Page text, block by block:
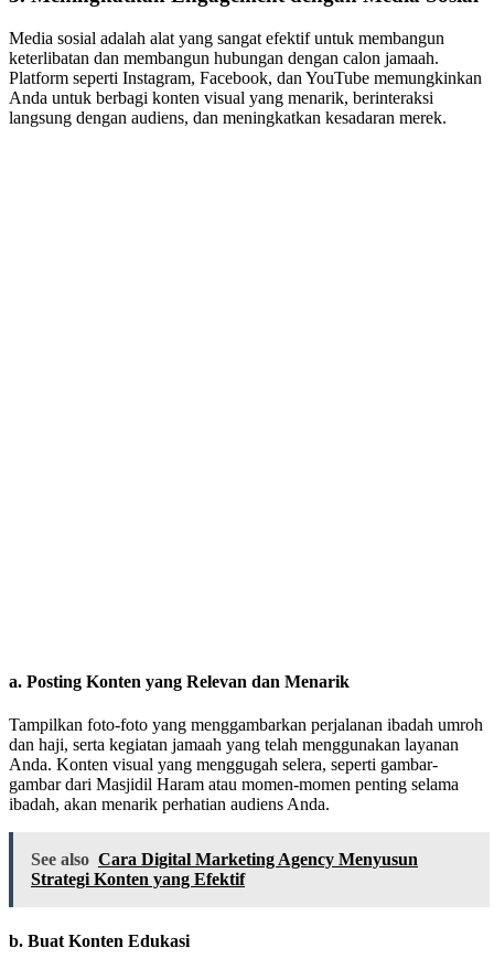
Media sosial adalah alat yang sangat efektif untuk membangun
keterlibatan dan membangun hubungan dengan calon jamaah.
Platform seperti Instagram, Facebook, dan YouTube memungkinkan
Anda untuk berbagi konten visual yang menarik, berinteraksi
langsung dengan audiens, dan meningkatkan kesadaran merek.
a. Posting Konten yang Relevan dan Menarik
Tampilkan foto-foto yang menggambarkan perjalanan ibadah umroh
dan haji, serta kegiatan jamaah yang telah menggunakan layanan
Anda. Konten visual yang menggugah selera, seperti gambar-
gambar dari Masjidil Haram atau momen-momen penting selama
ibadah, akan menarik perhatian audiens Anda.
See also Cara Digital Marketing Agency Menyusun
Strategi Konten yang Efektif
b. Buat Konten Edukasi